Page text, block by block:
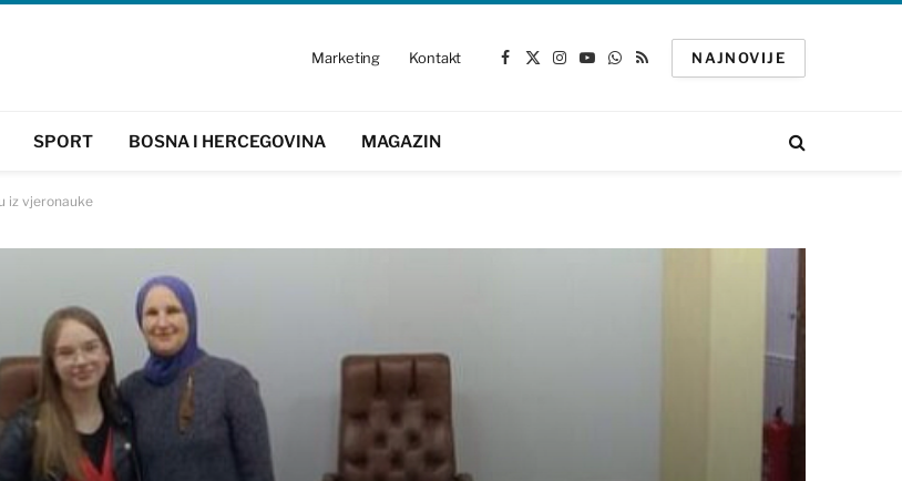
Marketing Kontakt
Facebook
X
Instagram
YouTube
WhatsApp
RSS
NAJNOVIJE
SPORT BOSNA I HERCEGOVINA MAGAZIN
iz vjeronauke